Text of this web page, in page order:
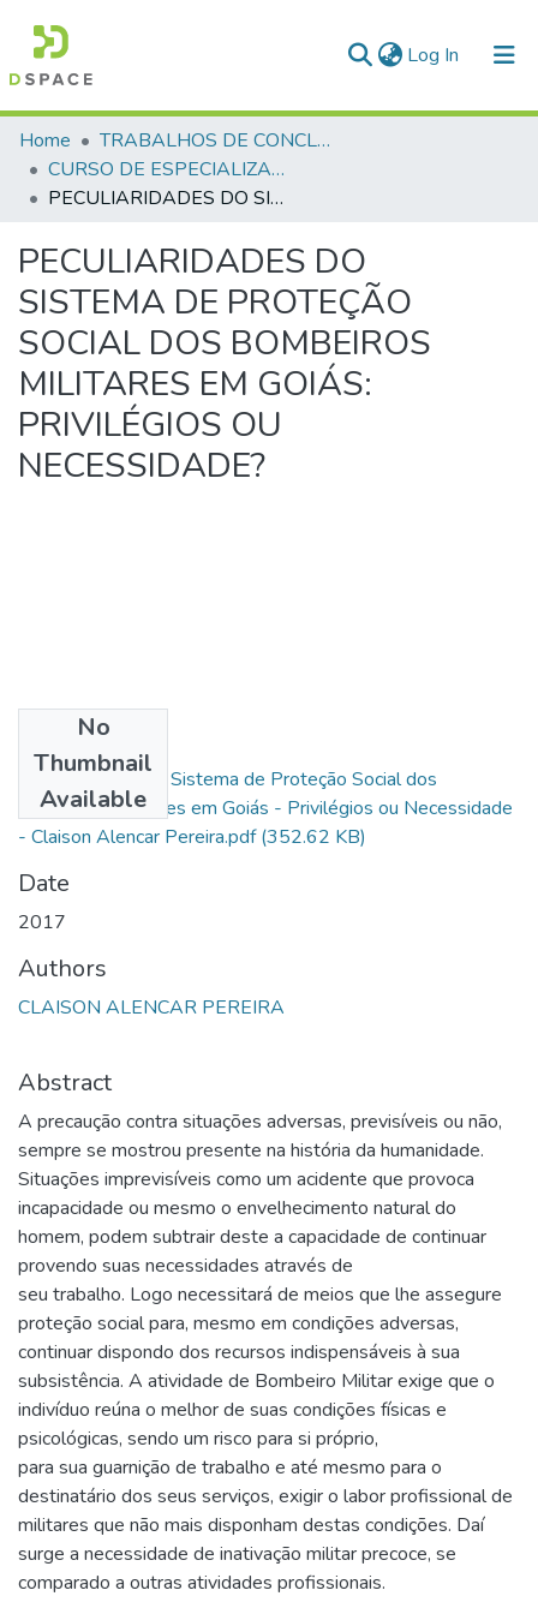
Log In (current)
Communities & Collections
All of DSpace
Home
TRABALHOS DE CONCLUSÃO DE CURSO - CAESP (CURSO DE ESPECIALIZAÇÃO EM ALTOS ESTUDOS EM SEGURANÇA PÚBLICA)
CURSO DE ESPECIALIZAÇÃO EM ALTOS ESTUDOS EM SEGURANÇA PÚBLICA - CAESP - 2017
PECULIARIDADES DO SISTEMA DE PROTEÇÃO SOCIAL DOS BOMBEIROS MILITARES EM GOIÁS: PRIVILÉGIOS OU NECESSIDADE?
PECULIARIDADES DO
SISTEMA DE PROTEÇÃO
SOCIAL DOS BOMBEIROS
MILITARES EM GOIÁS:
PRIVILÉGIOS OU
NECESSIDADE?
No
Thumbnail
Available
Peculiaridades do Sistema de Proteção Social dos
Bombeiros Militares em Goiás - Privilégios ou Necessidade
- Claison Alencar Pereira.pdf(352.62 KB)
Date
2017
Authors
CLAISON ALENCAR PEREIRA
Abstract
A precaução contra situações adversas, previsíveis ou não,
sempre se mostrou presente na história da humanidade.
Situações imprevisíveis como um acidente que provoca
incapacidade ou mesmo o envelhecimento natural do
homem, podem subtrair deste a capacidade de continuar
provendo suas necessidades através de
seu trabalho. Logo necessitará de meios que lhe assegure
proteção social para, mesmo em condições adversas,
continuar dispondo dos recursos indispensáveis à sua
subsistência. A atividade de Bombeiro Militar exige que o
indivíduo reúna o melhor de suas condições físicas e
psicológicas, sendo um risco para si próprio,
para sua guarnição de trabalho e até mesmo para o
destinatário dos seus serviços, exigir o labor profissional de
militares que não mais disponham destas condições. Daí
surge a necessidade de inativação militar precoce, se
comparado a outras atividades profissionais.